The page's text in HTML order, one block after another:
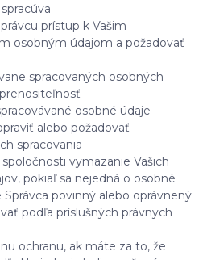
prístup k Vašim
osobným údajom a požadovať
spracovaných osobných
osobné údaje
alebo požadovať
spracovania
vymazanie Vašich
pokiaľ sa nejedná o osobné
Správca povinný alebo oprávnený
podľa príslušných právnych
ochranu, ak máte za to, že